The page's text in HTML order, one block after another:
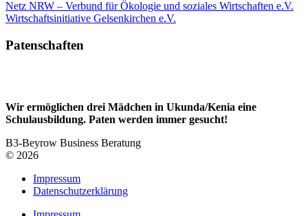
Netz NRW – Verbund für Ökologie und soziales Wirtschaften e.V.
Wirtschaftsinitiative Gelsenkirchen e.V.
Patenschaften
Wir ermöglichen drei Mädchen in Ukunda/Kenia eine
Schulausbildung. Paten werden immer gesucht!
B3-Beyrow Business Beratung
© 2026
Impressum
Datenschutzerklärung